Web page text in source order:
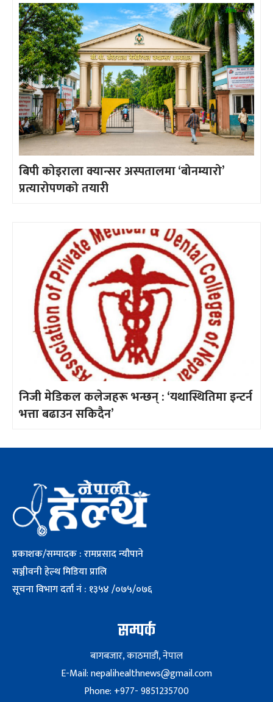
बिपी कोइराला क्यान्सर अस्पतालमा ‘बोनम्यारो’
प्रत्यारोपणको तयारी
निजी मेडिकल कलेजहरू भन्छन् : ‘यथास्थितिमा इन्टर्न
भत्ता बढाउन सकिदैन’
प्रकाशक/सम्पादक : रामप्रसाद न्यौपाने
सञ्जीवनी हेल्थ मिडिया प्रालि
सूचना विभाग दर्ता नं : १३५४ /०७५/०७६
सम्पर्क
बागबजार, काठमाडौं, नेपाल
E-Mail: nepalihealthnews@gmail.com
Phone: +977- 9851235700